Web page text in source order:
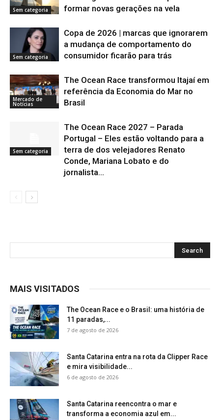
Sem categoria
formar novas gerações na vela
Sem categoria
Copa de 2026 | marcas que ignorarem
a mudança de comportamento do
consumidor ficarão para trás
Mercado de
Notícias
The Ocean Race transformou Itajaí em
referência da Economia do Mar no
Brasil
Sem categoria
The Ocean Race 2027 – Parada
Portugal – Eles estão voltando para a
terra de dos velejadores Renato
Conde, Mariana Lobato e do
jornalista...
MAIS VISITADOS
The Ocean Race e o Brasil: uma história de
11 paradas,...
7 de agosto de 2026
Santa Catarina entra na rota da Clipper Race
e mira visibilidade...
6 de agosto de 2026
Santa Catarina reencontra o mar e
transforma a economia azul em...